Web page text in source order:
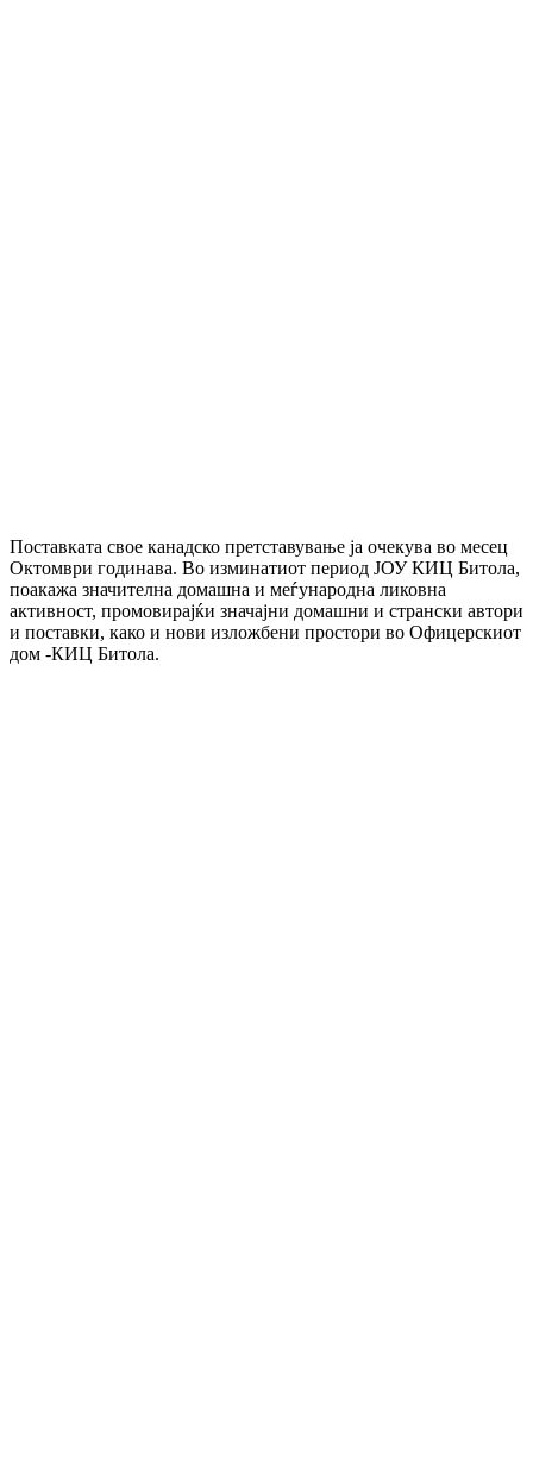
Поставката свое канадско претставување ја очекува во месец
Октомври годинава. Во изминатиот период ЈОУ КИЦ Битола,
поакажа значителна домашна и меѓународна ликовна
активност, промовирајќи значајни домашни и странски автори
и поставки, како и нови изложбени простори во Офицерскиот
дом -КИЦ Битола.